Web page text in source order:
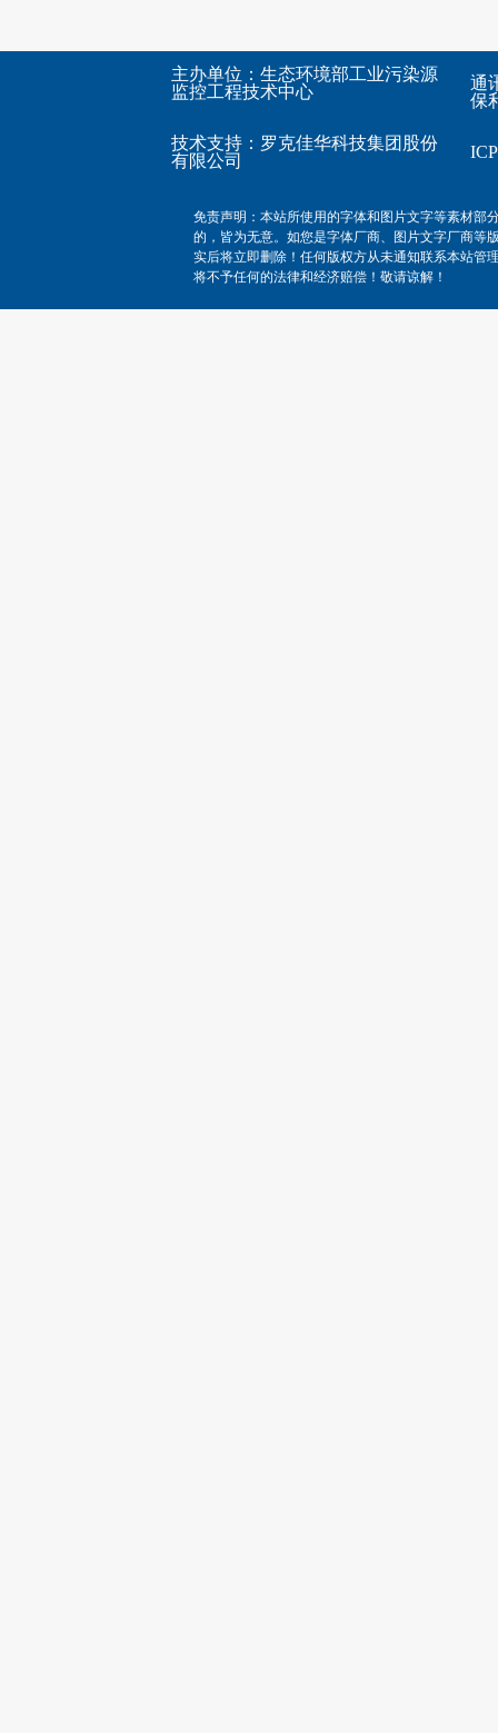
主办单位：生态环境部工业污染源
监控工程技术中心
技术支持： 罗克佳华科技集团股份
有限公司
通
保
免责声明：本站所使用的字体和图片文字等素材部
的，皆为无意。如您是字体厂商、图片文字厂商等
实后将立即删除！任何版权方从未通知联系本站管
将不予任何的法律和经济赔偿！敬请谅解！